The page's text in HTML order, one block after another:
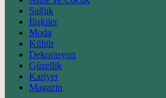
Sağlık
İlişkiler
Moda
Kültür
Dekorasyon
Güzellik
Kariyer
Magazin